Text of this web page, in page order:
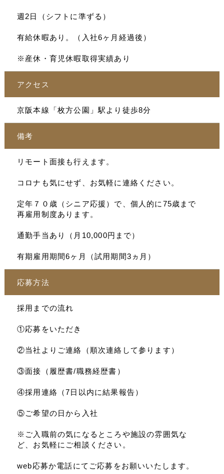
週2日（シフトに準ずる）
有給休暇あり。（入社6ヶ月経過後）
※産休・育児休暇取得実績あり
アクセス
京阪本線「枚方公園」駅より徒歩8分
備考
リモート面接も行えます。
コロナも気にせず、お気軽に連絡ください。
定年７０歳（シニア応援）で、個人的に75歳まで
再雇用制度あります。
通勤手当あり（月10,000円まで）
有期雇用期間6ヶ月（試用期間3ヵ月）
応募方法
採用までの流れ
①応募をいただき
②当社よりご連絡（順次連絡して参ります）
③面接（履歴書/職務経歴書）
④採用連絡（7日以内に結果報告）
⑤ご希望の日から入社
※ご入職前の気になるところや施設の雰囲気な
ど、お気軽にご相談ください。
web応募か電話にてご応募をお願いいたします。